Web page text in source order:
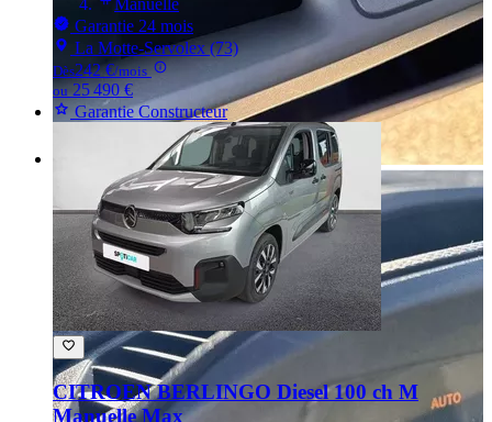
Garantie 24 mois
La Motte-Servolex (73)
Dès242 €/mois
ou25 490 €
Garantie Constructeur
CITROEN BERLINGO Diesel 100 ch M
Manuelle Max